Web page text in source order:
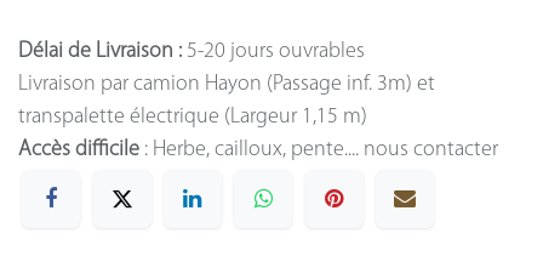
Délai de Livraison : 5-20 jours ouvrables
Livraison par camion Hayon (Passage inf. 3m) et
transpalette électrique (Largeur 1,15 m)
Accès difficile : Herbe, cailloux, pente.... nous contacter